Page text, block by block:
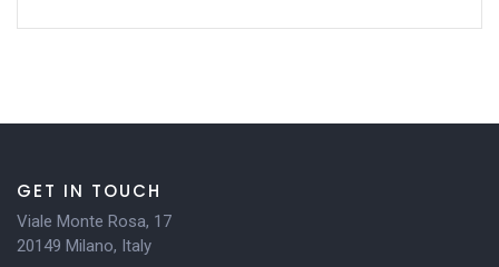
GET IN TOUCH
Viale Monte Rosa, 17
20149 Milano, Italy